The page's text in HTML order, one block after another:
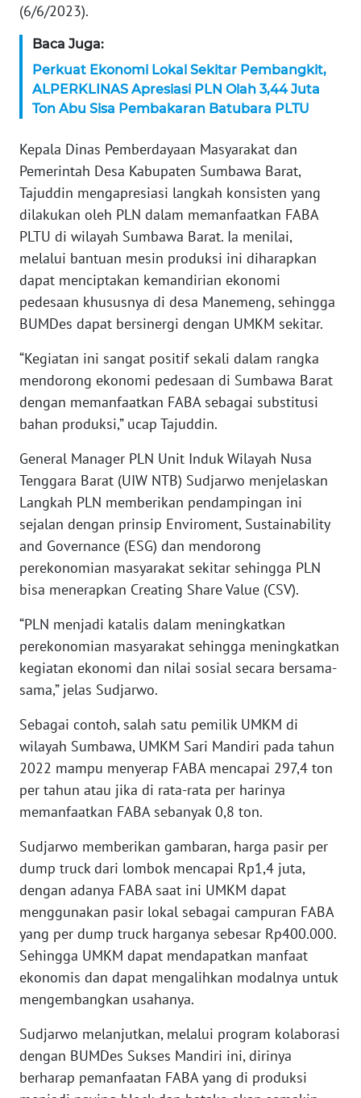
(6/6/2023).
Baca Juga:
Perkuat Ekonomi Lokal Sekitar Pembangkit,
ALPERKLINAS Apresiasi PLN Olah 3,44 Juta
Ton Abu Sisa Pembakaran Batubara PLTU
Kepala Dinas Pemberdayaan Masyarakat dan
Pemerintah Desa Kabupaten Sumbawa Barat,
Tajuddin mengapresiasi langkah konsisten yang
dilakukan oleh PLN dalam memanfaatkan FABA
PLTU di wilayah Sumbawa Barat. Ia menilai,
melalui bantuan mesin produksi ini diharapkan
dapat menciptakan kemandirian ekonomi
pedesaan khususnya di desa Manemeng, sehingga
BUMDes dapat bersinergi dengan UMKM sekitar.
“Kegiatan ini sangat positif sekali dalam rangka
mendorong ekonomi pedesaan di Sumbawa Barat
dengan memanfaatkan FABA sebagai substitusi
bahan produksi,” ucap Tajuddin.
General Manager PLN Unit Induk Wilayah Nusa
Tenggara Barat (UIW NTB) Sudjarwo menjelaskan
Langkah PLN memberikan pendampingan ini
sejalan dengan prinsip Enviroment, Sustainability
and Governance (ESG) dan mendorong
perekonomian masyarakat sekitar sehingga PLN
bisa menerapkan Creating Share Value (CSV).
“PLN menjadi katalis dalam meningkatkan
perekonomian masyarakat sehingga meningkatkan
kegiatan ekonomi dan nilai sosial secara bersama-
sama,” jelas Sudjarwo.
Sebagai contoh, salah satu pemilik UMKM di
wilayah Sumbawa, UMKM Sari Mandiri pada tahun
2022 mampu menyerap FABA mencapai 297,4 ton
per tahun atau jika di rata-rata per harinya
memanfaatkan FABA sebanyak 0,8 ton.
Sudjarwo memberikan gambaran, harga pasir per
dump truck dari lombok mencapai Rp1,4 juta,
dengan adanya FABA saat ini UMKM dapat
menggunakan pasir lokal sebagai campuran FABA
yang per dump truck harganya sebesar Rp400.000.
Sehingga UMKM dapat mendapatkan manfaat
ekonomis dan dapat mengalihkan modalnya untuk
mengembangkan usahanya.
Sudjarwo melanjutkan, melalui program kolaborasi
dengan BUMDes Sukses Mandiri ini, dirinya
berharap pemanfaatan FABA yang di produksi
SERAMBI
WN
JAMBI
WN
SULTRA
WN
SULTENG
WN
WN
BABEL
SUMBAR
WN
SUMSEL
WN
BENGKULU
WN
LAMPUNG
WN
WN
NUSANTARA
WN
WN
JATIM
BALI
WN
KALBAR
KALTENG